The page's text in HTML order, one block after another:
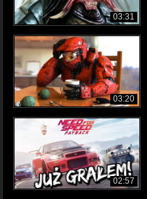
03:31
03:20
02:57